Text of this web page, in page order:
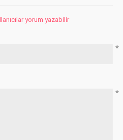
yorum yazabilir
*
*